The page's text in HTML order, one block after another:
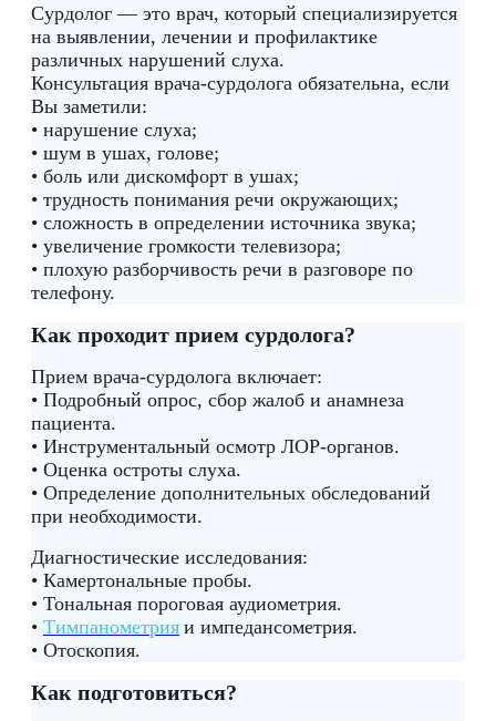
Сурдолог — это врач, который специализируется
на выявлении, лечении и профилактике
различных нарушений слуха.
Консультация врача-сурдолога обязательна, если
Вы заметили:
• нарушение слуха;
• шум в ушах, голове;
• боль или дискомфорт в ушах;
• трудность понимания речи окружающих;
• сложность в определении источника звука;
• увеличение громкости телевизора;
• плохую разборчивость речи в разговоре по
телефону.
Как проходит прием сурдолога?
Прием врача-сурдолога включает:
• Подробный опрос, сбор жалоб и анамнеза
пациента.
• Инструментальный осмотр ЛОР-органов.
• Оценка остроты слуха.
• Определение дополнительных обследований
при необходимости.
Диагностические исследования:
• Камертональные пробы.
• Тональная пороговая аудиометрия.
• Тимпанометрия и импедансометрия.
• Отоскопия.
Как подготовиться?